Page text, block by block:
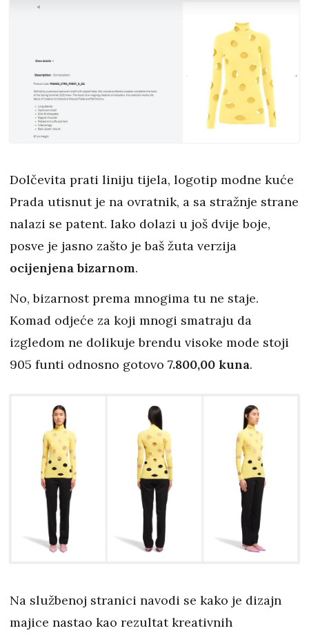
Dolčevita prati liniju tijela, logotip modne kuće
Prada utisnut je na ovratnik, a sa stražnje strane
nalazi se patent. Iako dolazi u još dvije boje,
posve je jasno zašto je baš žuta verzija
ocijenjena bizarnom.
No, bizarnost prema mnogima tu ne staje.
Komad odjeće za koji mnogi smatraju da
izgledom ne dolikuje brendu visoke mode stoji
905 funti odnosno gotovo 7.800,00 kuna.
Na službenoj stranici navodi se kako je dizajn
majice nastao kao rezultat kreativnih